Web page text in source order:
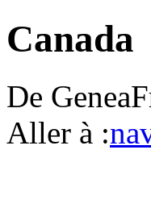
Canada
De
Aller à :